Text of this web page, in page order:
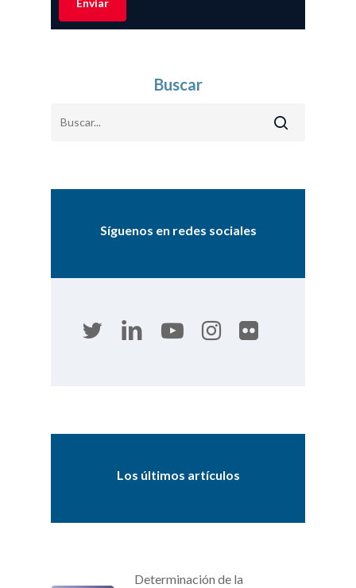
Buscar
Síguenos en redes sociales
Los últimos artículos
Determinación de la